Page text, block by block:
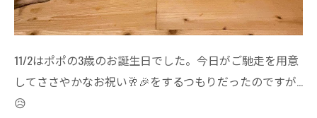
11/2はポポの3歳のお誕生日でした。今日がご馳走を用意
してささやかなお祝い🥂🎉をするつもりだったのですが…
😥